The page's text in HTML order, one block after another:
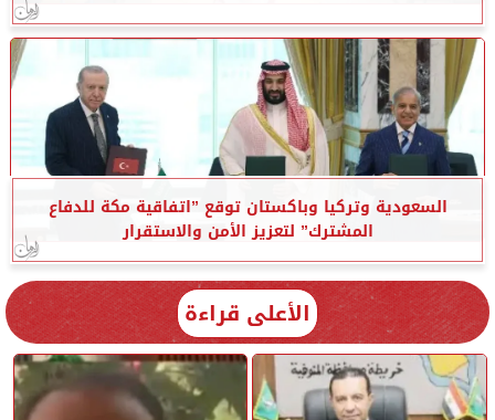
السعودية وتركيا وباكستان توقع ”اتفاقية مكة للدفاع
المشترك” لتعزيز الأمن والاستقرار
الأعلى قراءة